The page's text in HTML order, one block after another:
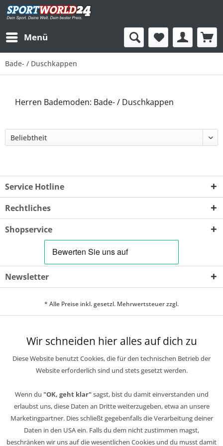
Menü
Bade- / Duschkappen
Herren Bademoden: Bade- / Duschkappen
Service Hotline
Rechtliches
Shopservice
Newsletter
* Alle Preise inkl. gesetzl. Mehrwertsteuer zzgl.
Wir schneiden hier alles auf dich zu
Diese Website benutzt Cookies, die für den technischen Betrieb der
Website erforderlich sind und stets gesetzt werden.
Wenn du "OK, geht klar"sagst, bist du damit einverstanden und
erlaubst uns, diese Daten an Dritte weiterzugeben, etwa an unsere
Marketingpartner. Dies schließt gegebenfalls die Verarbeitung deiner
Daten in den USA ein. Falls du dem nicht zustimmen magst,
beschränken wir uns auf die wesentlichen Cookies und du musst damit